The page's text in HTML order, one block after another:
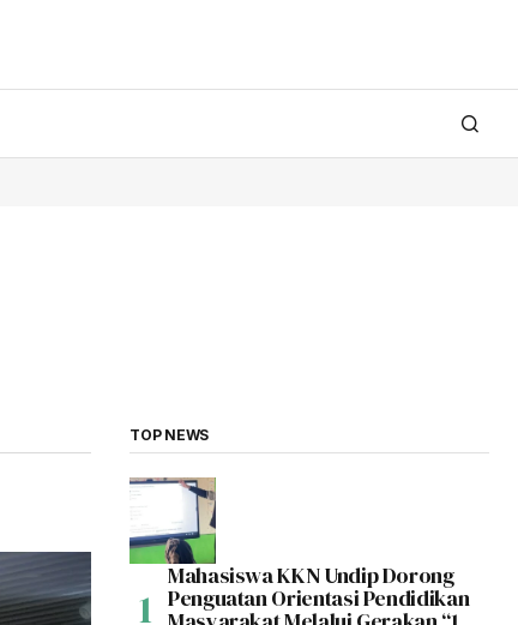
TOP NEWS
Mahasiswa KKN Undip Dorong
Penguatan Orientasi Pendidikan